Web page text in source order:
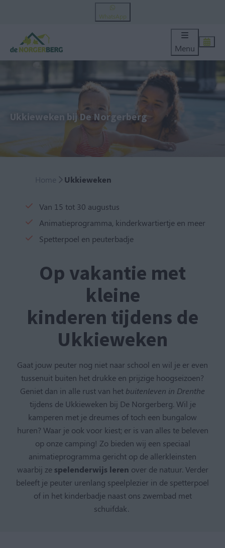
WhatsApp
Menu
Ukkieweken bij De Norgerberg
Home Ukkieweken
Van 15 tot 30 augustus
Animatieprogramma, kinderkwartiertje en meer
Spetterpoel en peuterbadje
Op vakantie met
kleine
kinderen tijdens de
Ukkieweken
Gaat jouw peuter nog niet naar school en wil je er even
tussenuit buiten het drukke en prijzige hoogseizoen?
Geniet dan in alle rust van het buitenleven in Drenthe
tijdens de Ukkieweken bij De Norgerberg. Wil je
kamperen met je dreumes of toch een bungalow
huren? Waar je ook voor kiest; er is van alles te beleven
op onze camping! Zo bieden wij een speciaal
animatieprogramma gericht op de allerkleinsten
waarbij ze spelenderwijs leren over de natuur. Verder
beleeft je peuter urenlang speelplezier in de spetterpoel
of in het kinderbadje naast ons zwembad met
schuifdak.